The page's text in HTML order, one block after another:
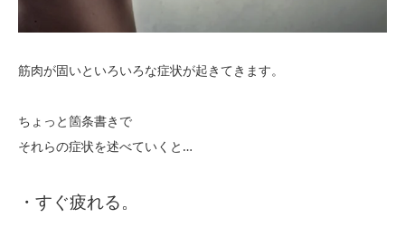
筋肉が固いといろいろな症状が起きてきます。
ちょっと箇条書きで
それらの症状を述べていくと…
・すぐ疲れる。